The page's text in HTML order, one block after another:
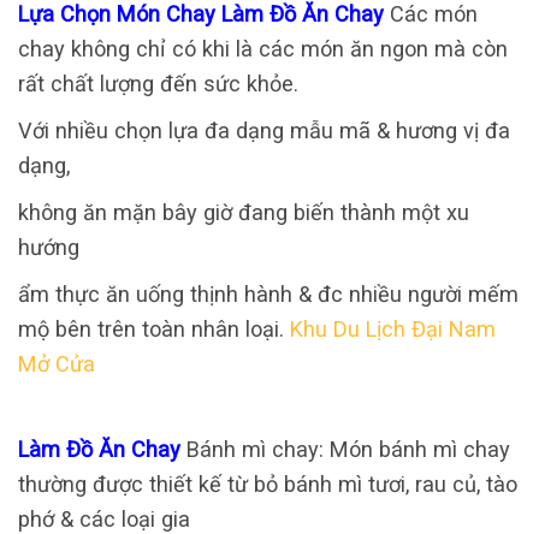
Lựa Chọn Món Chay Làm Đồ Ăn Chay Các món
chay không chỉ có khi là các món ăn ngon mà còn
rất chất lượng đến sức khỏe.
Với nhiều chọn lựa đa dạng mẫu mã & hương vị đa
dạng,
không ăn mặn bây giờ đang biến thành một xu
hướng
ẩm thực ăn uống thịnh hành & đc nhiều người mếm
mộ bên trên toàn nhân loại. Khu Du Lịch Đại Nam
Mở Cửa
Làm Đồ Ăn Chay Bánh mì chay: Món bánh mì chay
thường được thiết kế từ bỏ bánh mì tươi, rau củ, tào
phớ & các loại gia